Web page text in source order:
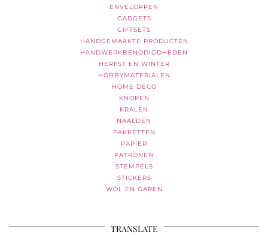
ENVELOPPEN
GADGETS
GIFTSETS
HANDGEMAAKTE PRODUCTEN
HANDWERKBENODIGDHEDEN
HERFST EN WINTER
HOBBYMATERIALEN
HOME DECO
KNOPEN
KRALEN
NAALDEN
PAKKETTEN
PAPIER
PATRONEN
STEMPELS
STICKERS
WOL EN GAREN
TRANSLATE